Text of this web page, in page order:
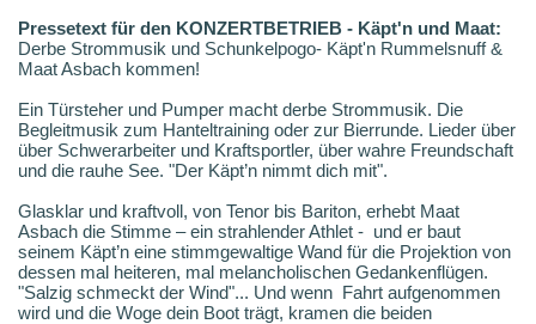
Pressetext für den KONZERTBETRIEB - Käpt'n und Maat:
Derbe Strommusik und Schunkelpogo- Käpt'n Rummelsnuff &
Maat Asbach kommen!
Ein Türsteher und Pumper macht derbe Strommusik. Die
Begleitmusik zum Hanteltraining oder zur Bierrunde. Lieder über
über Schwerarbeiter und Kraftsportler, über wahre Freundschaft
und die rauhe See. "Der Käpt’n nimmt dich mit".
Glasklar und kraftvoll, von Tenor bis Bariton, erhebt Maat
Asbach die Stimme – ein strahlender Athlet - und er baut
seinem Käpt’n eine stimmgewaltige Wand für die Projektion von
dessen mal heiteren, mal melancholischen Gedankenflügen.
"Salzig schmeckt der Wind"... Und wenn Fahrt aufgenommen
wird und die Woge dein Boot trägt, kramen die beiden